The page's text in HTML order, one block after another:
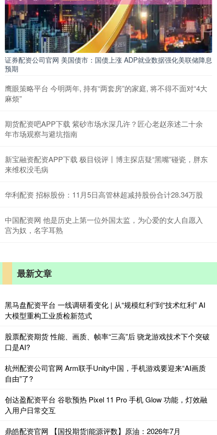
证券配资公司官网 美国债市：国债上涨 ADP就业数据强化美联储降息
预期
鹰眼策略平台 今明两年, 持有“两套房”的家庭, 将不得不面对“4大
麻烦”
期货配资吧APP下载 紫砂市场水深几许？匠心老赵亲述二十余
年市场观察与避坑指南
新宝融资配资APP下载 极目锐评丨博主探店疑“黑嘴”碰瓷，胖东
来维权没毛病
华利配资 招标股份：11月5日高管林超减持股份合计28.34万股
中国配资网 他是历史上第一位外国太监，为心爱的女人自愿入
宫为奴，名字耳熟
最新文章
黑马盘配资平台 一线调研看变化 | 从“规模红利”到“技术红利” AI
大模型重构工业质检新范式
股票配资期货 性能、画质、帧率“三高”后 骁龙游戏技术下个突破
口是AI?
杭州配资公司官网 Arm联手Unity中国，手机游戏要迎来“AI画质
自由”了?
创达盈配资平台 谷歌预热 Pixel 11 Pro 手机 Glow 功能，灯效融
入用户日常交互
鼎皓配资官网 【国投期货|能源评数】原油：2026年7月